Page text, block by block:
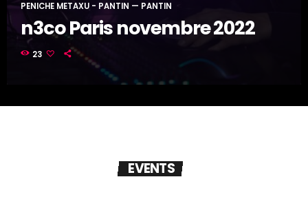
PENICHE METAXU - PANTIN — PANTIN
n3co Paris novembre 2022
23
EVENTS